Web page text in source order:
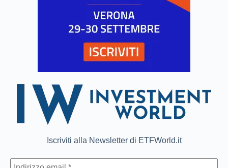
Iscriviti alla Newsletter di ETFWorld.it